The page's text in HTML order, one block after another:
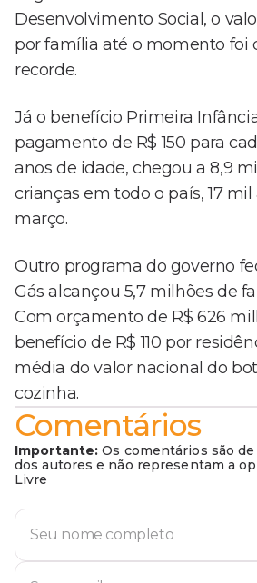
Desenvolvimento Social, o
por família até o momento foi
recorde.
Já o benefício Primeira
pagamento de R$ 150 para
anos de idade, chegou a 8,9
crianças em todo o país, 17
março.
Outro programa do governo
Gás alcançou 5,7 milhões de
Com orçamento de R$ 626
benefício de R$ 110 por
média do valor nacional do
cozinha.
Comentários
Importante: Os comentários são
dos autores e não representam a
Livre